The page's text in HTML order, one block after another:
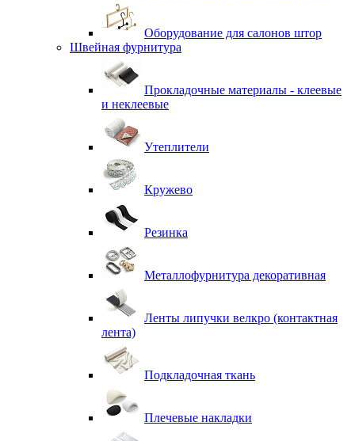
Оборудование для салонов штор
Швейная фурнитура
Прокладочные материалы - клеевые
и неклеевые
Утеплители
Кружево
Резинка
Металлофурнитура декоративная
Ленты липучки велкро (контактная
лента)
Подкладочная ткань
Плечевые накладки